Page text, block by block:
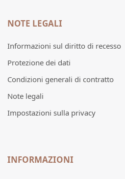
NOTE LEGALI
Informazioni sul diritto di recesso
Protezione dei dati
Condizioni generali di contratto
Note legali
Impostazioni sulla privacy
INFORMAZIONI